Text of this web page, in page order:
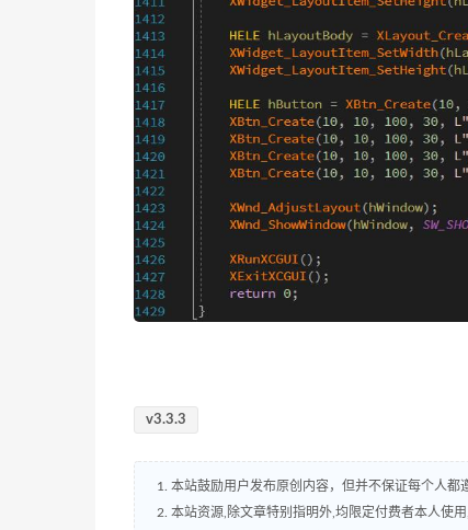
v3.3.3
1. 本站鼓励用户发布原创内容，但并不保证每个人
2. 本站资源,除文章特别指明外,均限定付费者本人使